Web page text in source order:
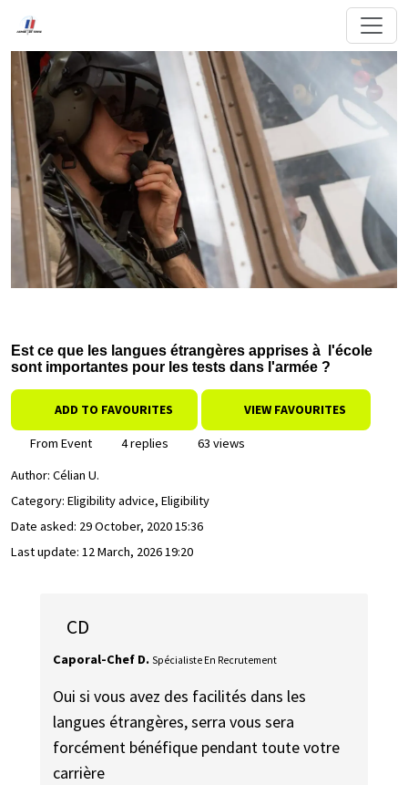
Est ce que les langues étrangères apprises à l'école
sont importantes pour les tests dans l'armée ?
ADD TO FAVOURITES VIEW FAVOURITES
From Event 4 replies
63 views
Author: Célian U.
Category: Eligibility advice, Eligibility
Date asked: 29 October, 2020 15:36
Last update: 12 March, 2026 19:20
CD
Caporal-Chef D. Spécialiste En Recrutement
Oui si vous avez des facilités dans les
langues étrangères, serra vous sera
forcément bénéfique pendant toute votre
carrière